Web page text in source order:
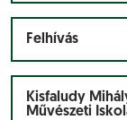
Felhívás
Kisfaludy
Művészeti